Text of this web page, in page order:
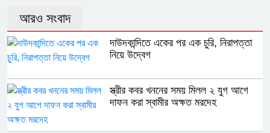
আরও সংবাদ
দাউদকান্দিতে একের পর এক চুরি, নিরাপত্তা
নিয়ে উদ্বেগ
স্ত্রীর কবর খননের সময় মিলল ২ যুগ আগে
দাফন করা স্বামীর অক্ষত মরদেহ